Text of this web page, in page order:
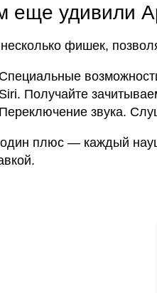
еще удивили
несколько фишек,
Специальные
Siri. Получайте
Переключение звука.
плюс — каждый